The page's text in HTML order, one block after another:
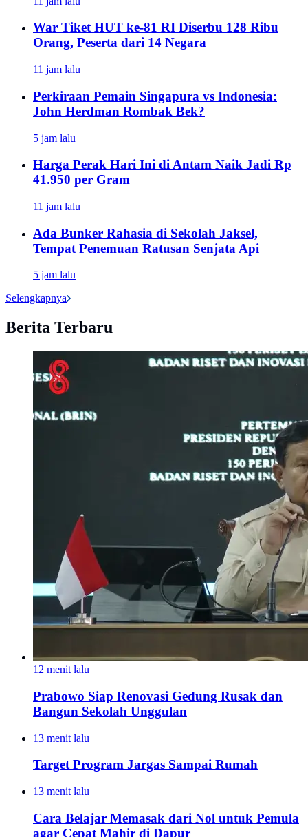
War Tiket HUT ke-81 RI Diserbu 128 Ribu
Orang, Peserta dari 14 Negara
11 jam lalu
Perkiraan Pemain Singapura vs Indonesia:
John Herdman Rombak Bek?
5 jam lalu
Harga Perak Hari Ini di Antam Naik Jadi Rp
41.950 per Gram
11 jam lalu
Ada Bunker Rahasia di Sekolah Jaksel,
Tempat Penemuan Ratusan Senjata Api
5 jam lalu
Selengkapnya
Berita Terbaru
12 menit lalu
Prabowo Siap Renovasi Gedung Rusak dan
Bangun Sekolah Unggulan
13 menit lalu
Target Program Jargas Sampai Rumah
13 menit lalu
Cara Belajar Memasak dari Nol untuk Pemula
agar Cepat Mahir di Dapur